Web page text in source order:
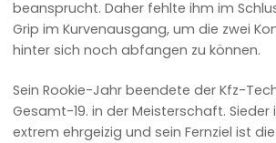
beansprucht. Daher fehlte ihm im
Grip im Kurvenausgang, um die zwei
hinter sich noch abfangen zu können.
Sein Rookie-Jahr beendete der Kfz-
Gesamt-19. in der Meisterschaft. Sieder
extrem ehrgeizig und sein Fernziel ist